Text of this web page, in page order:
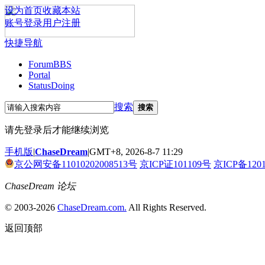
设为首页收藏本站
账号登录用户注册
快捷导航
ForumBBS
Portal
StatusDoing
搜索 搜索
请先登录后才能继续浏览
手机版|ChaseDream|GMT+8, 2026-8-7 11:29
京公网安备11010202008513号 京ICP证101109号 京ICP备
ChaseDream 论坛
© 2003-2026 ChaseDream.com. All Rights Reserved.
返回顶部